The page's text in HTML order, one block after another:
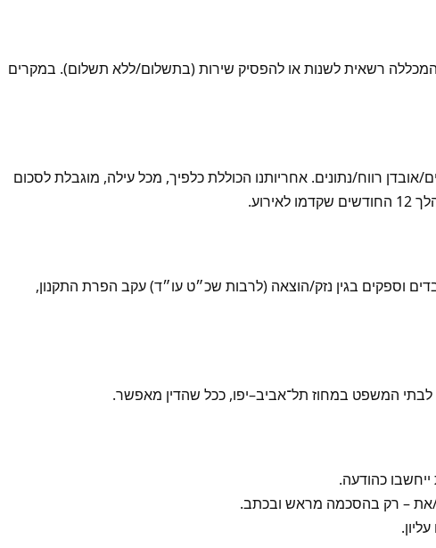
המכללה רשאית לשנות או להפסיק שירות (בתשלום/ללא תשלום). במקרים
אובדן רווח/נתונים. אחריותנו הכוללת כלפיך, מכל עילה, מוגבלת לסכום
וספקים בגין נזק/הוצאה (לרבות שכ״ט עו״ד) עקב הפרת התקנון,
המשפט במחוז תל־אביב–יפו, ככל שהדין מאפשר.
כהודעה.
את – רק בהסכמה מראש ובכתב.